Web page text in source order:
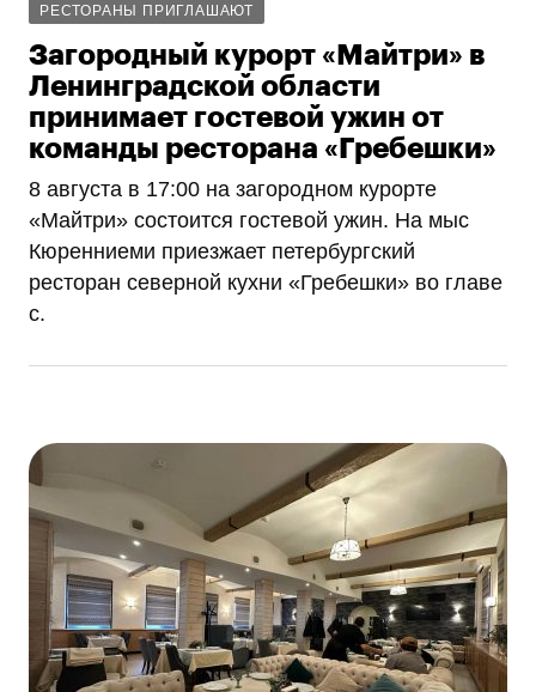
РЕСТОРАНЫ ПРИГЛАШАЮТ
Загородный курорт «Майтри» в
Ленинградской области
принимает гостевой ужин от
команды ресторана «Гребешки»
8 августа в 17:00 на загородном курорте
«Майтри» состоится гостевой ужин. На мыс
Кюренниеми приезжает петербургский
ресторан северной кухни «Гребешки» во главе
с.